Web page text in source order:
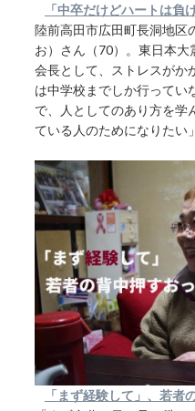
「中卒だけどハートは負
陸前高田市広田町長洞地区
お）さん（70）。東日本
会長として、ストレスがか
は中学校までしか行ってい
で、人としてのあり方を学
ている人のためになりたい
「まず経験して」、若者